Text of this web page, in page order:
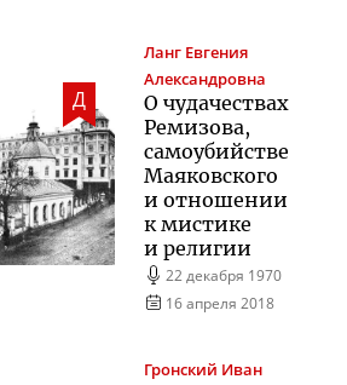
Д
Ланг Евгения
Александровна
О чудачествах
Ремизова,
самоубийстве
Маяковского
и отношении
к мистике
и религии
22 декабря 1970
16 апреля 2018
Гронский Иван